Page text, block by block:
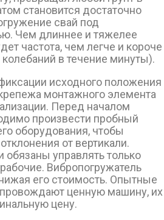
становится достаточно
свай под
Чем длиннее и тяжелее
частота, чем легче и короче
в течение минуты).
исходного положения
монтажного элемента
Перед началом
произвести пробный
оборудования, чтобы
от вертикали.
управлять только
Вибропогружатель
его стоимость. Опытные
ценную машину, их
цену.